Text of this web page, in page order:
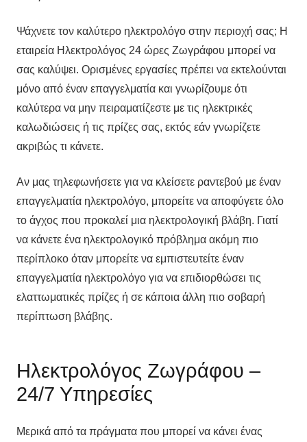
Ψάχνετε τον καλύτερο ηλεκτρολόγο στην περιοχή σας; Η
εταιρεία Ηλεκτρολόγος 24 ώρες Ζωγράφου μπορεί να
σας καλύψει. Ορισμένες εργασίες πρέπει να εκτελούνται
μόνο από έναν επαγγελματία και γνωρίζουμε ότι
καλύτερα να μην πειραματίζεστε με τις ηλεκτρικές
καλωδιώσεις ή τις πρίζες σας, εκτός εάν γνωρίζετε
ακριβώς τι κάνετε.
Αν μας τηλεφωνήσετε για να κλείσετε ραντεβού με έναν
επαγγελματία ηλεκτρολόγο, μπορείτε να αποφύγετε όλο
το άγχος που προκαλεί μια ηλεκτρολογική βλάβη. Γιατί
να κάνετε ένα ηλεκτρολογικό πρόβλημα ακόμη πιο
περίπλοκο όταν μπορείτε να εμπιστευτείτε έναν
επαγγελματία ηλεκτρολόγο για να επιδιορθώσει τις
ελαττωματικές πρίζες ή σε κάποια άλλη πιο σοβαρή
περίπτωση βλάβης.
Ηλεκτρολόγος Ζωγράφου –
24/7 Υπηρεσίες
Μερικά από τα πράγματα που μπορεί να κάνει ένας